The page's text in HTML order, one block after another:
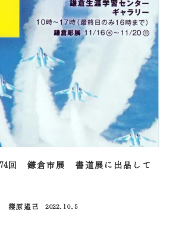
回 鎌倉市展 書道展に出品して
篠原遙己
2022.10.5